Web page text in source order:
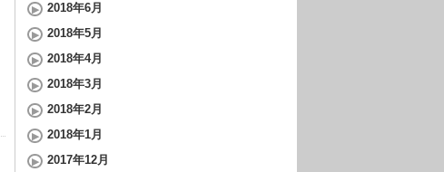
2018年6月
2018年5月
2018年4月
2018年3月
2018年2月
2018年1月
2017年12月